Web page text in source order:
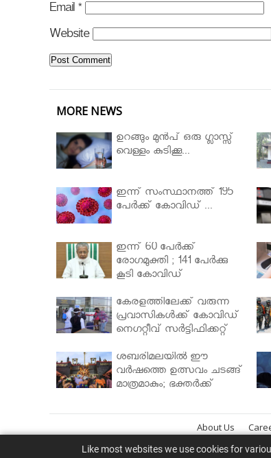
Email *
Website
MORE NEWS
ഉറങ്ങും മുന്‍പ് ഒരു ഗ്ലാസ്സ്
വെള്ളം കുടിക്കൂ...
ഇന്ന് സംസ്ഥാനത്ത് 195
പേര്‍ക്ക് കോവിഡ് ...
ഇന്ന് 60 പേർക്ക്
രോഗമുക്തി ; 141 പേര്‍ക്കു
കൂടി കോവിഡ്
കേരളത്തിലേക്ക് വരുന്ന
പ്രവാസികള്‍ക്ക് കോവിഡ്
നെഗറ്റീവ് സര്‍ട്ടിഫിക്കറ്റ്
മന്ത്രിസഭ
ശബരിമലയില്‍ ഈ
വർഷത്തെ ഉത്സവം ചടങ്ങ്
മാത്രമാകും; ഭക്തർക്ക്
About Us
Like most websites we use cookies for